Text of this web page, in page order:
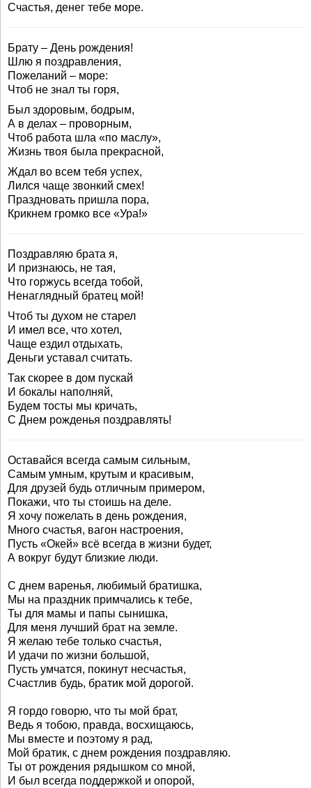
Счастья, денег тебе море.
Брату – День рождения!
Шлю я поздравления,
Пожеланий – море:
Чтоб не знал ты горя,
Был здоровым, бодрым,
А в делах – проворным,
Чтоб работа шла «по маслу»,
Жизнь твоя была прекрасной,
Ждал во всем тебя успех,
Лился чаще звонкий смех!
Праздновать пришла пора,
Крикнем громко все «Ура!»
Поздравляю брата я,
И признаюсь, не тая,
Что горжусь всегда тобой,
Ненаглядный братец мой!
Чтоб ты духом не старел
И имел все, что хотел,
Чаще ездил отдыхать,
Деньги уставал считать.
Так скорее в дом пускай
И бокалы наполняй,
Будем тосты мы кричать,
С Днем рожденья поздравлять!
Оставайся всегда самым сильным,
Самым умным, крутым и красивым,
Для друзей будь отличным примером,
Покажи, что ты стоишь на деле.
Я хочу пожелать в день рождения,
Много счастья, вагон настроения,
Пусть «Окей» всё всегда в жизни будет,
А вокруг будут близкие люди.
С днем варенья, любимый братишка,
Мы на праздник примчались к тебе,
Ты для мамы и папы сынишка,
Для меня лучший брат на земле.
Я желаю тебе только счастья,
И удачи по жизни большой,
Пусть умчатся, покинут несчастья,
Счастлив будь, братик мой дорогой.
Я гордо говорю, что ты мой брат,
Ведь я тобою, правда, восхищаюсь,
Мы вместе и поэтому я рад,
Мой братик, с днем рождения поздравляю.
Ты от рождения рядышком со мной,
И был всегда поддержкой и опорой,